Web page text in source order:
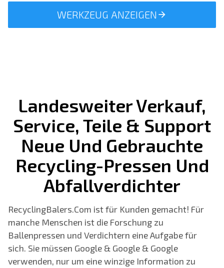
WERKZEUG ANZEIGEN
Landesweiter Verkauf,
Service, Teile & Support
Neue Und Gebrauchte
Recycling-Pressen Und
Abfallverdichter
RecyclingBalers.Com ist für Kunden gemacht! Für
manche Menschen ist die Forschung zu
Ballenpressen und Verdichtern eine Aufgabe für
sich. Sie müssen Google & Google & Google
verwenden, nur um eine winzige Information zu